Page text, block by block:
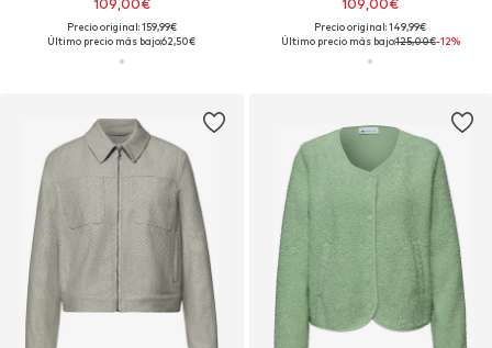
109,00€
Precio original: 159,99€
Último precio más bajo:62,50€
109,00€
Precio original: 149,99€
Último precio más bajo:125,00€-12%